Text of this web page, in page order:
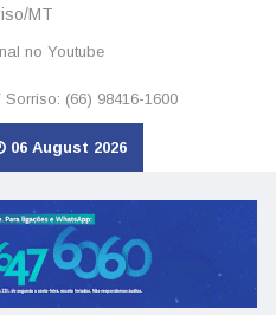
MT
no Youtube
(66) 98416-1600
06 August 2026